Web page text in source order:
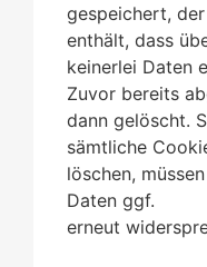
gespeichert,
enthält, dass
keinerlei Daten
Zuvor bereits
dann gelöscht.
sämtliche
löschen,
Daten ggf.
erneut